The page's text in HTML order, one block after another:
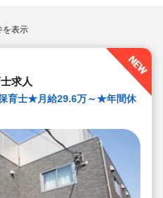
を表示
求人
育士★月給29.6万～★年間休